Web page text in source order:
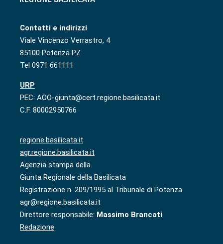
Contatti e indirizzi
Viale Vincenzo Verrastro, 4
85100 Potenza PZ
Tel 0971 661111
URP
PEC: AOO-giunta@cert.regione.basilicata.it
C.F. 80002950766
regione.basilicata.it
agr.regione.basilicata.it
Agenzia stampa della
Giunta Regionale della Basilicata
Registrazione n. 209/1995 al Tribunale di Potenza
agr@regione.basilicata.it
Direttore responsabile: Massimo Brancati
Redazione